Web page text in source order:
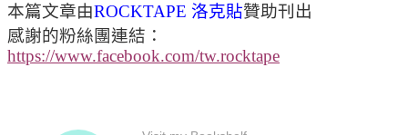
本篇文章由ROCKTAPE 洛克貼贊助刊出
感謝的粉絲團連結：
https://www.facebook.com/tw.rocktape